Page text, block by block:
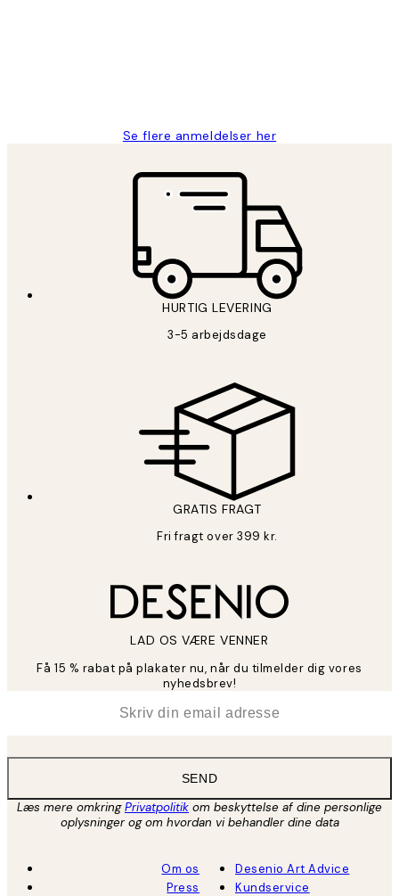
Se flere anmeldelser her
HURTIG LEVERING
3-5 arbejdsdage
GRATIS FRAGT
Fri fragt over 399 kr.
LAD OS VÆRE VENNER
Få 15 % rabat på plakater nu, når du tilmelder dig vores
nyhedsbrev!
SEND
Læs mere omkringPrivatpolitik om beskyttelse af dine personlige
oplysninger og om hvordan vi behandler dine data
Om os
Press
Desenio Art Advice
Kundservice